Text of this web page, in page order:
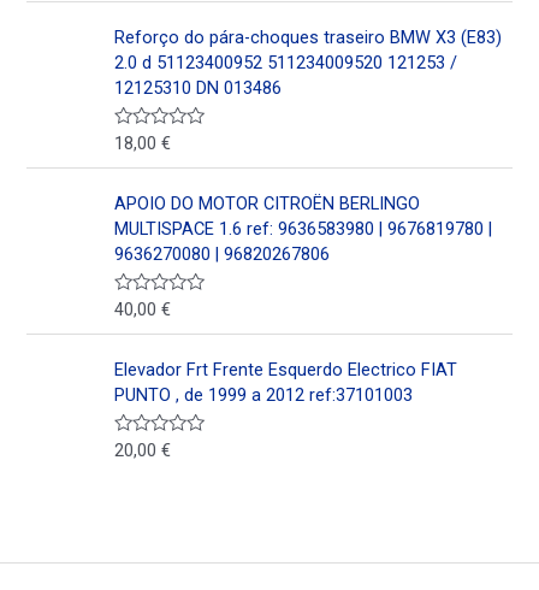
e
5
o
r
a
d
o
e
n
0
5
Reforço do pára-choques traseiro BMW X3 (E83)
2.0 d 51123400952 511234009520 121253 /
12125310 DN 013486
V
o
r
a
d
o
e
n
0
5
18,00€
APOIO DO MOTOR CITROËN BERLINGO
MULTISPACE 1.6 ref: 9636583980 | 9676819780 |
9636270080 | 96820267806
V
o
r
a
o
e
n
40,00€
Elevador Frt Frente Esquerdo Electrico FIAT
PUNTO , de 1999 a 2012 ref:37101003
V
o
20,00€